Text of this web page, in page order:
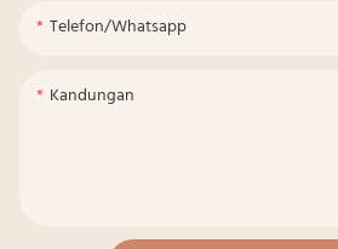
Telefon/whatsapp
Kandungan